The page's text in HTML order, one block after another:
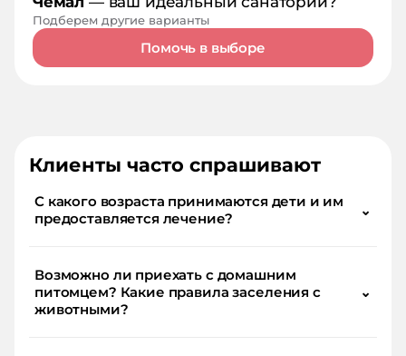
Подберем другие варианты
Помочь в выборе
Клиенты часто спрашивают
С какого возраста принимаются дети и им
предоставляется лечение?
⌄
Возможно ли приехать с домашним
питомцем? Какие правила заселения с
животными?
⌄